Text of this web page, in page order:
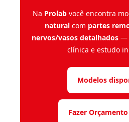
Na Prolabvocê encontra
naturalcom partes
nervos/vasos detalhados—
clínica e estudo
Modelos
Fazer